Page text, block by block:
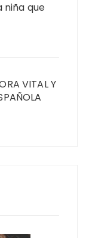
niña que
VITAL Y